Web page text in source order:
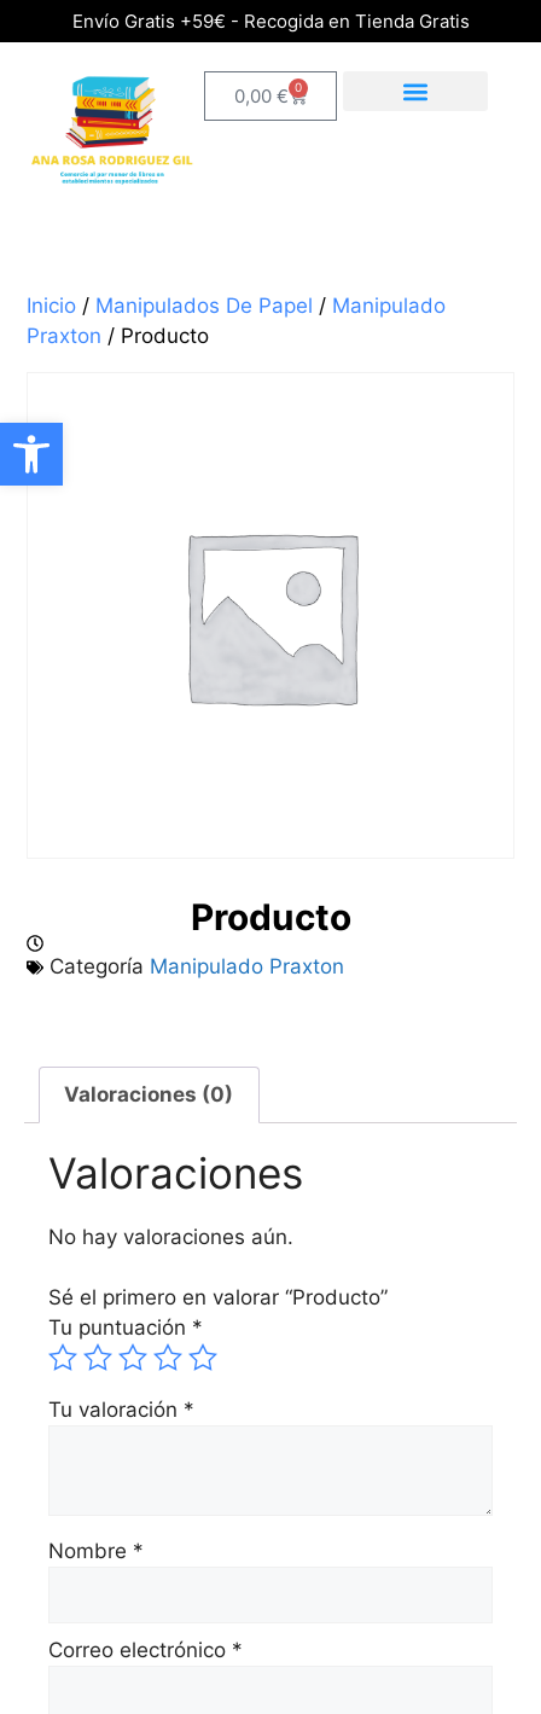
Abrir barra de herramientas
Envío Gratis +59€ - Recogida en Tienda Gratis
0,00 € 0
Producto
Categoría Manipulado Praxton
Inicio / Manipulados De Papel / Manipulado
Praxton / Producto
Valoraciones (0)
Valoraciones
No hay valoraciones aún.
Sé el primero en valorar “Producto”
Tu puntuación *
Tu valoración *
Nombre *
Correo electrónico *